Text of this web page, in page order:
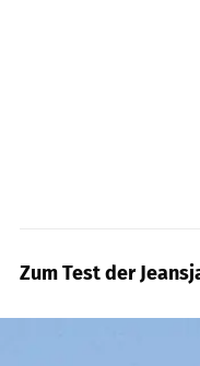
Zum Test der